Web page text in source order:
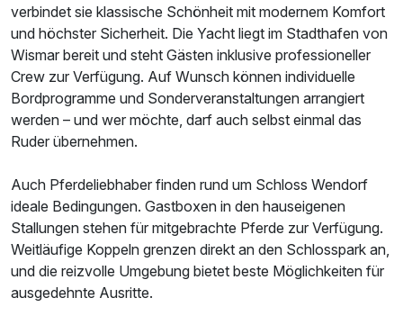
Ausstattung
Zusatznächte
Für 4 Tage
verbindet sie klassische Schönheit mit modernem Komfort
und höchster Sicherheit. Die Yacht liegt im Stadthafen von
Wismar bereit und steht Gästen inklusive professioneller
Crew zur Verfügung. Auf Wunsch können individuelle
Bordprogramme und Sonderveranstaltungen arrangiert
werden – und wer möchte, darf auch selbst einmal das
Ruder übernehmen.
Auch Pferdeliebhaber finden rund um Schloss Wendorf
ideale Bedingungen. Gastboxen in den hauseigenen
Stallungen stehen für mitgebrachte Pferde zur Verfügung.
Weitläufige Koppeln grenzen direkt an den Schlosspark an,
und die reizvolle Umgebung bietet beste Möglichkeiten für
ausgedehnte Ausritte.